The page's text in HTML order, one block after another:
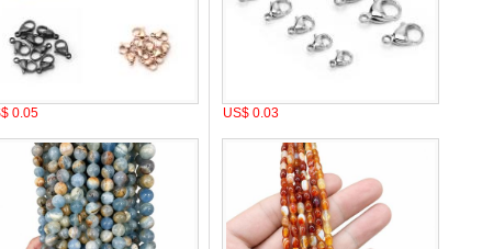
0.05 US$ 0.03